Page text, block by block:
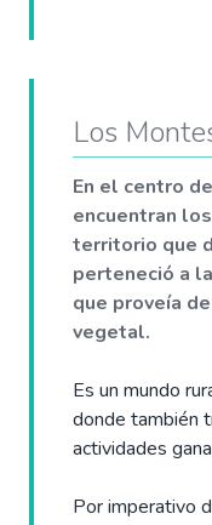
Los
En el centro
encuentran
territorio que
perteneció a
que proveía
vegetal.
Es un mundo
donde también
actividades
Por imperativo